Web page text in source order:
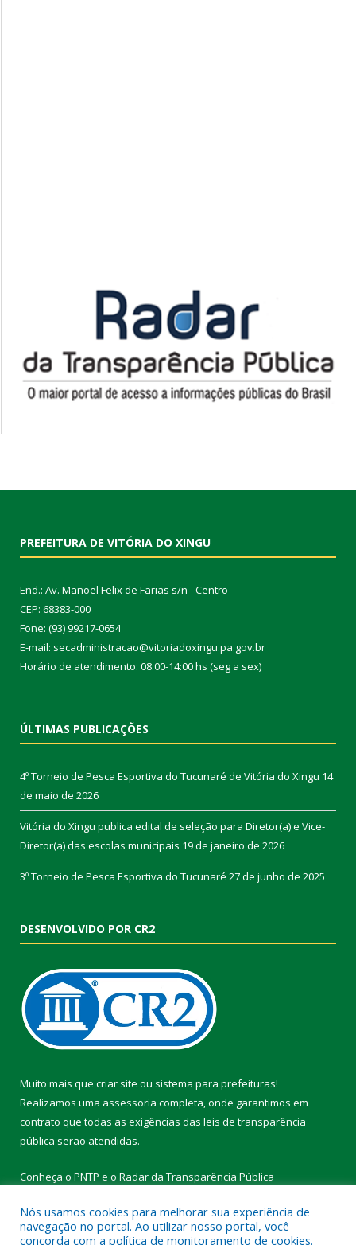
PREFEITURA DE VITÓRIA DO XINGU
End.: Av. Manoel Felix de Farias s/n - Centro
CEP: 68383-000
Fone: (93) 99217-0654
E-mail: secadministracao@vitoriadoxingu.pa.gov.br
Horário de atendimento: 08:00-14:00 hs (seg a sex)
ÚLTIMAS PUBLICAÇÕES
4º Torneio de Pesca Esportiva do Tucunaré de Vitória do Xingu 14
de maio de 2026
Vitória do Xingu publica edital de seleção para Diretor(a) e Vice-
Diretor(a) das escolas municipais 19 de janeiro de 2026
3º Torneio de Pesca Esportiva do Tucunaré 27 de junho de 2025
DESENVOLVIDO POR CR2
Muito mais que criar site ou sistema para prefeituras!
Realizamos uma assessoria completa, onde garantimos em
contrato que todas as exigências das leis de transparência
pública serão atendidas.
Conheça o PNTP e o Radar da Transparência Pública
Nós usamos cookies para melhorar sua experiência de
navegação no portal. Ao utilizar nosso portal, você
concorda com a política de monitoramento de cookies.